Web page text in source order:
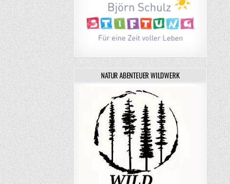
NATUR ABENTEUER WILDWERK